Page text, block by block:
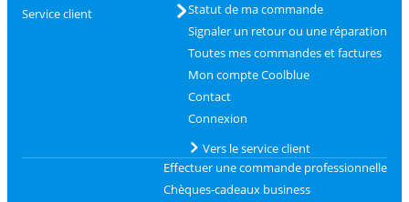
Service client
Statut de ma commande
Signaler un retour ou une réparation
Toutes mes commandes et factures
Mon compte Coolblue
Contact
Connexion
Vers le service client
Effectuer une commande professionnelle
Chèques-cadeaux business